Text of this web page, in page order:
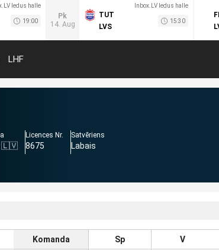
ledus halle
19:00
Pk
14. Aug
Inbox.LV ledus halle
TUT
LVS
15:30
LHF
🇱🇻
Licences Nr.
8675
Satvēriens
Labais
Komanda Sp V